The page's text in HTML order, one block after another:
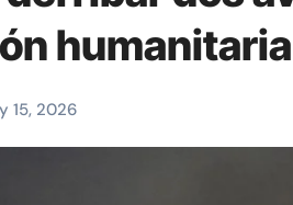
humanitaria
15, 2026